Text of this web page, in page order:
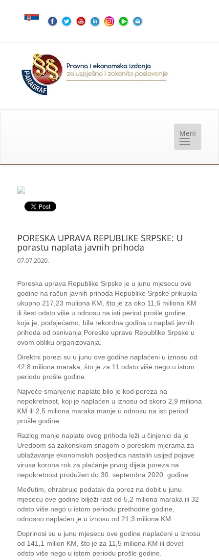
PORESKA UPRAVA REPUBLIKE SRPSKE: U
porastu naplata javnih prihoda
07.07.2020.
Poreska uprava Republike Srpske je u junu mjesecu ove
godine na račun javnih prihoda Republike Srpske prikupila
ukupno 217,23 muliona KM, što je za oko 11,6 miliona KM
ili šest odsto više u odnosu na isti period prošle godine,
koja je, podsjećamo, bila rekordna godina u naplati javnih
prihoda od osnivanja Poreske uprave Republike Srpske u
ovom obliku organizovanja.
Direktni porezi su u junu ove godine naplaćeni u iznosu od
42,8 miliona maraka, što je za 11 odsto više nego u istom
periodu prošle godine.
Najveće smanjenje naplate bilo je kod poreza na
nepokretnost, koji je naplaćen u iznosu od skoro 2,9 miliona
KM ili 2,5 miliona maraka manje u odnosu na isti period
prošle godine.
Razlog manje naplate ovog prihoda leži u činjenici da je
Uredbom sa zakonskom snagom o poreskim mjerama za
ublažavanje ekonomskih posljedica nastalih usljed pojave
virusa korona rok za plaćanje prvog dijela poreza na
nepokretnost produžen do 30. septembra 2020. godine.
Međutim, ohrabruje podatak da porez na dobit u junu
mjesecu ove godine bilježi rast od 5,2 miliona maraka ili 32
odsto više nego u istom periodu prethodne godine,
odnosno naplaćen je u iznosu od 21,3 miliona KM.
Doprinosi su u junu mjesecu ove godine naplaćeni u iznosu
od 141,1 milion KM, što je za 11,5 miliona KM ili devet
odsto više nego u istom periodu prošle godine.